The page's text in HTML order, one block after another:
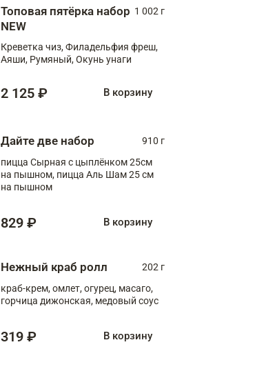
Топовая пятёрка набор
NEW
1 002 г
Креветка чиз, Филадельфия фреш,
Аяши, Румяный, Окунь унаги
2 125 ₽ В корзину
Дайте две набор
910 г
пицца Сырная с цыплёнком 25см
на пышном, пицца Аль Шам 25 см
на пышном
829 ₽ В корзину
Нежный краб ролл
202 г
краб-крем, омлет, огурец, масаго,
горчица дижонская, медовый соус
319 ₽ В корзину